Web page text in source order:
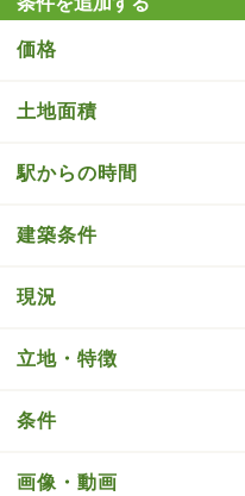
価格
土地面積
駅からの時間
建築条件
現況
立地・特徴
条件
画像・動画